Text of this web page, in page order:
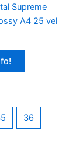
Supreme
A4 25 vel
36